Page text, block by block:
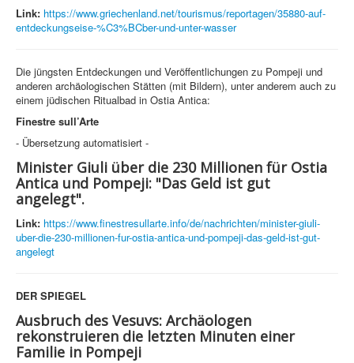
Link: https://www.griechenland.net/tourismus/reportagen/35880-auf-
entdeckungseise-%C3%BCber-und-unter-wasser
Die jüngsten Entdeckungen und Veröffentlichungen zu Pompeji und
anderen archäologischen Stätten (mit Bildern), unter anderem auch zu
einem jüdischen Ritualbad in Ostia Antica:
Finestre sull’Arte
- Übersetzung automatisiert -
Minister Giuli über die 230 Millionen für Ostia
Antica und Pompeji: "Das Geld ist gut
angelegt".
Link: https://www.finestresullarte.info/de/nachrichten/minister-giuli-
uber-die-230-millionen-fur-ostia-antica-und-pompeji-das-geld-ist-gut-
angelegt
DER SPIEGEL
Ausbruch des Vesuvs: Archäologen
rekonstruieren die letzten Minuten einer
Familie in Pompeji